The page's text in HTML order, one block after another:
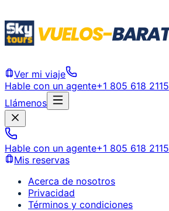
Ver mi viaje
Hable con un agente+1 805 618 2115
Llámenos
Hable con un agente+1 805 618 2115
Mis reservas
Acerca de nosotros
Privacidad
Términos y condiciones